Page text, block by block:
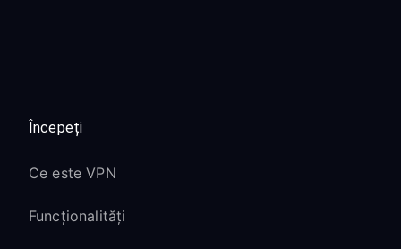
Începeți
Ce este VPN
Funcționalități